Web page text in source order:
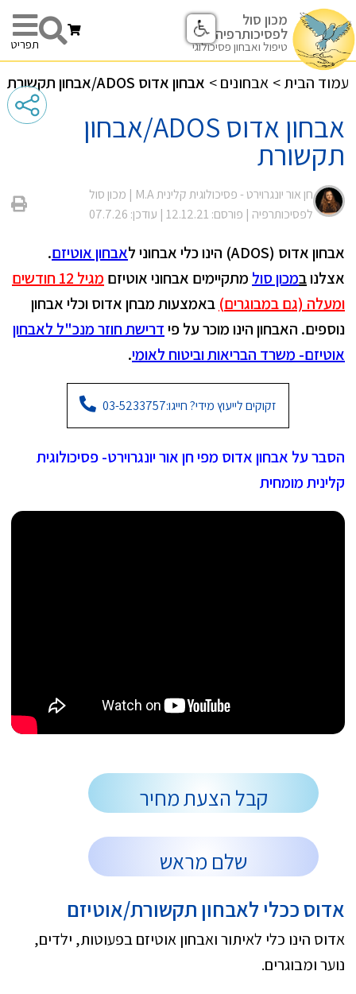
מכון סול
לפסיכותרפיה
טיפול ואבחון פסיכולוגי תפריט
אבחון אדוס ADOS/אבחון תקשורת > אבחונים > עמוד הבית
אבחון אדוס ADOS/אבחון
תקשורת
חן אור יונגרוירט - פסיכולוגית קלינית M.A |
מכון סול
לפסיכותרפיה | פורסם: 12.12.21 | עודכן: 07.7.26
אבחון אדוס (ADOS) הינו כלי אבחוני לאבחון אוטיזם.
אצלנובמכון סול מתקיימים אבחוני אוטיזם
מגיל 12 חודשים
ומעלה (גם במבוגרים) באמצעות מבחן אדוס וכלי אבחון
נוספים. האבחון הינו מוכר על פידרישת חוזר מנכ"ל לאבחון
אוטיזם- משרד הבריאות וביטוח לאומי.
זקוקים לייעוץ מידי? חייגו:03-5233757
הסבר על אבחון אדוס מפי חן אור יונגרוירט- פסיכולוגית
קלינית מומחית
קבל הצעת מחיר
שלם מראש
אדוס ככלי לאבחון תקשורת/אוטיזם
אדוס הינו כלי לאיתור ואבחון אוטיזם בפעוטות, ילדים,
נוער ומבוגרים.